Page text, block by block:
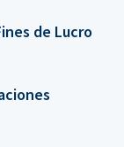
de Lucro